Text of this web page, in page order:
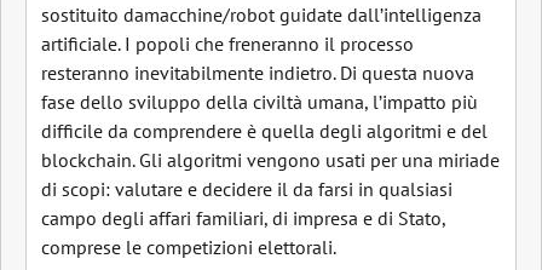
sostituito damacchine/robot guidate dall’intelligenza
artificiale. I popoli che freneranno il processo
resteranno inevitabilmente indietro. Di questa nuova
fase dello sviluppo della civiltà umana, l’impatto più
difficile da comprendere è quella degli algoritmi e del
blockchain. Gli algoritmi vengono usati per una miriade
di scopi: valutare e decidere il da farsi in qualsiasi
campo degli affari familiari, di impresa e di Stato,
comprese le competizioni elettorali.